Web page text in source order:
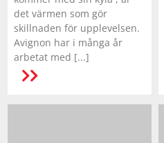
det värmen som gör
skillnaden för upplevelsen.
Avignon har i många år
arbetat med [...]
LÄS MER